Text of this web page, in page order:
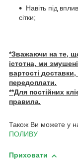
Навіть під
сітки;
*Зважаючи на те,
істотна, ми
вартості
передоплати.
**Для постійних
правила.
Також Ви можете у
ПОЛИВУ
Приховати